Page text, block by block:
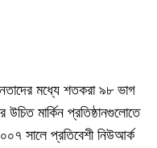
মধ্যে শতকরা ৯৮ ভাগ
মার্কিন প্রতিষ্ঠানগুলোতে
সালে প্রতিবেশী নিউআর্ক